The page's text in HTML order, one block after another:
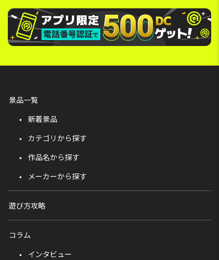
景品一覧
新着景品
カテゴリから探す
作品名から探す
メーカーから探す
遊び方攻略
コラム
インタビュー